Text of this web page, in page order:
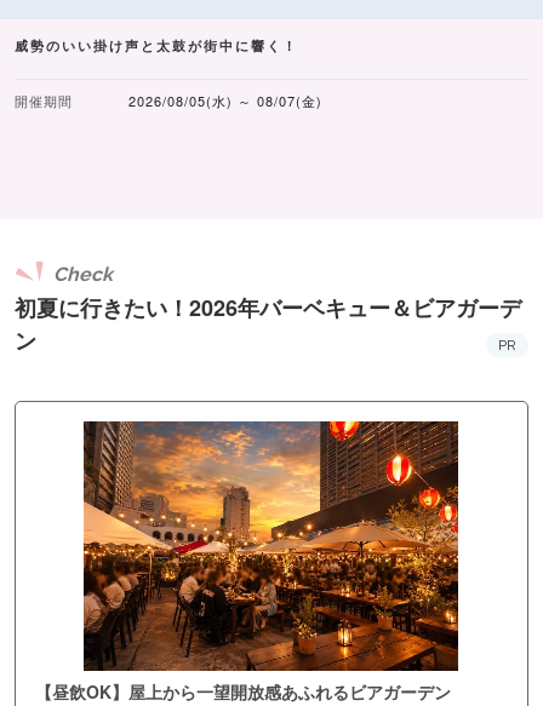
威勢のいい掛け声と太鼓が街中に響く！
開催期間 2026/08/05(水) ～ 08/07(金)
初夏に行きたい！2026年バーベキュー＆ビアガーデ
ン
Check
PR
【昼飲OK】屋上から一望開放感あふれるビアガーデン